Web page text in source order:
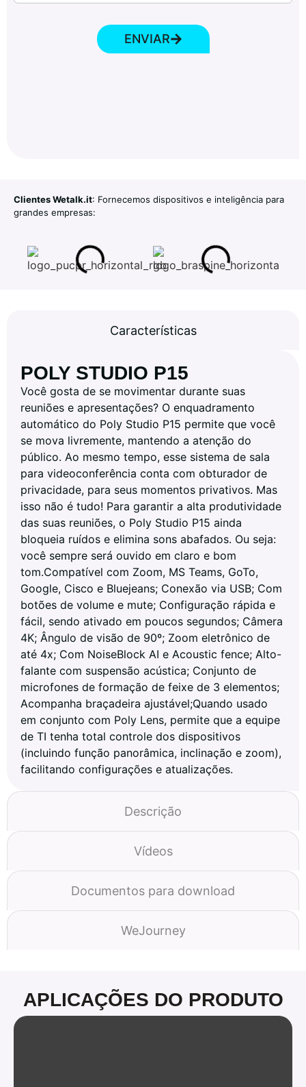
ENVIAR
Clientes Wetalk.it: Fornecemos dispositivos e inteligência para
grandes empresas:
Características
Descrição
Vídeos
Documentos para download
WeJourney
POLY STUDIO P15
Você gosta de se movimentar durante suas
reuniões e apresentações? O enquadramento
automático do Poly Studio P15 permite que você
se mova livremente, mantendo a atenção do
público. Ao mesmo tempo, esse sistema de sala
para videoconferência conta com obturador de
privacidade, para seus momentos privativos. Mas
isso não é tudo! Para garantir a alta produtividade
das suas reuniões, o Poly Studio P15 ainda
bloqueia ruídos e elimina sons abafados. Ou seja:
você sempre será ouvido em claro e bom
tom.Compatível com Zoom, MS Teams, GoTo,
Google, Cisco e Bluejeans; Conexão via USB; Com
botões de volume e mute; Configuração rápida e
fácil, sendo ativado em poucos segundos; Câmera
4K; Ângulo de visão de 90º; Zoom eletrônico de
até 4x; Com NoiseBlock AI e Acoustic fence; Alto-
falante com suspensão acústica; Conjunto de
microfones de formação de feixe de 3 elementos;
Acompanha braçadeira ajustável;Quando usado
em conjunto com Poly Lens, permite que a equipe
de TI tenha total controle dos dispositivos
(incluindo função panorâmica, inclinação e zoom),
facilitando configurações e atualizações.
APLICAÇÕES DO PRODUTO